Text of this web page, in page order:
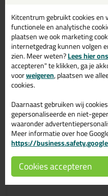
Wil je meer weten over de
product?Lees alles over dit
Gerelateerde
Kitcentrum gebruikt cookies
functionele en analytische
plaatsen we ook marketing
internetgedrag kunnen volgen
zien. Meer weten?Lees hier
accepteren" te klikken, ga je
voorweigeren, plaatsen we
cookies.
Daarnaast gebruiken wij
gepersonaliseerde en niet-
waaronder
Meer informatie over hoe
https://
Cookies accepteren